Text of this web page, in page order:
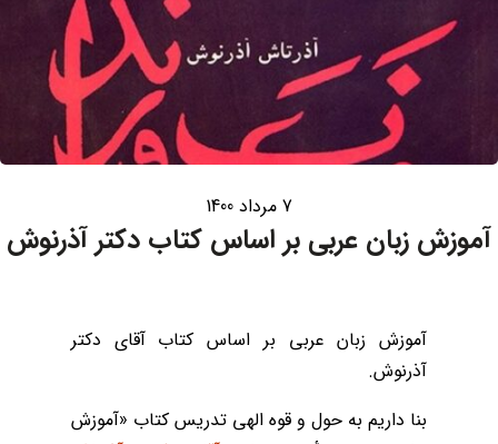
7 مرداد 1400
آموزش زبان عربی بر اساس کتاب دکتر آذرنوش
آموزش زبان عربی بر اساس کتاب آقای دکتر
آذرنوش.
بنا داریم به حول و قوه الهی تدریس کتاب «آموزش